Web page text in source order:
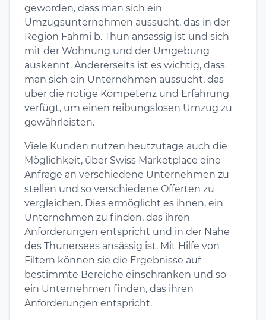
geworden, dass man sich ein
Umzugsunternehmen aussucht, das in der
Region Fahrni b. Thun ansässig ist und sich
mit der Wohnung und der Umgebung
auskennt. Andererseits ist es wichtig, dass
man sich ein Unternehmen aussucht, das
über die nötige Kompetenz und Erfahrung
verfügt, um einen reibungslosen Umzug zu
gewährleisten.
Viele Kunden nutzen heutzutage auch die
Möglichkeit, über Swiss Marketplace eine
Anfrage an verschiedene Unternehmen zu
stellen und so verschiedene Offerten zu
vergleichen. Dies ermöglicht es ihnen, ein
Unternehmen zu finden, das ihren
Anforderungen entspricht und in der Nähe
des Thunersees ansässig ist. Mit Hilfe von
Filtern können sie die Ergebnisse auf
bestimmte Bereiche einschränken und so
ein Unternehmen finden, das ihren
Anforderungen entspricht.